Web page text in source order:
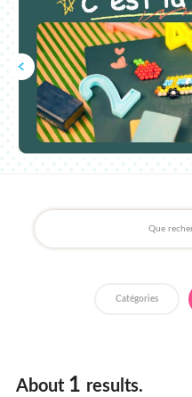
Qu'est-ce qu'Aquabeads ?
Vidéos
Pour les parents
Catégories
About 1 results.